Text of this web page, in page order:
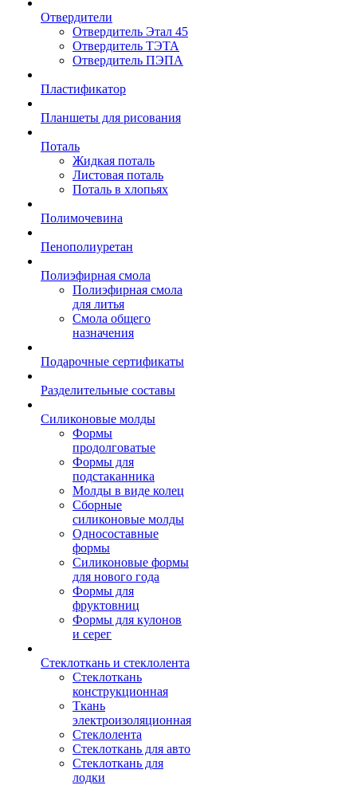
Отвердители
Отвердитель Этал 45
Отвердитель ТЭТА
Отвердитель ПЭПА
Пластификатор
Планшеты для рисования
Поталь
Жидкая поталь
Листовая поталь
Поталь в хлопьях
Полимочевина
Пенополиуретан
Полиэфирная смола
Полиэфирная смола
для литья
Смола общего
назначения
Подарочные сертификаты
Разделительные составы
Силиконовые молды
Формы
продолговатые
Формы для
подстаканника
Молды в виде колец
Сборные
силиконовые молды
Односоставные
формы
Силиконовые формы
для нового года
Формы для
фруктовниц
Формы для кулонов
и серег
Стеклоткань и стеклолента
Стеклоткань
конструкционная
Ткань
электроизоляционная
Стеклолента
Стеклоткань для авто
Стеклоткань для
лодки